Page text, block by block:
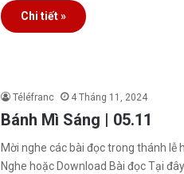
Chi tiết »
Téléfranc 4 Tháng 11, 2024
Bánh Mì Sáng | 05.11
Mời nghe các bài đọc trong thánh lễ
Nghe hoặc Download Bài đọc Tại